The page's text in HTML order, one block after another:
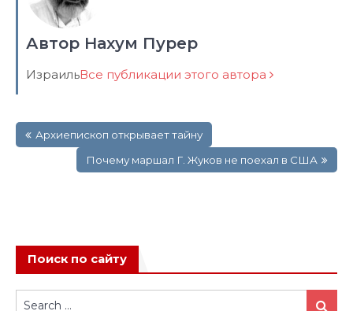
Автор Нахум Пурер
ИзраильВсе публикации этого автора
по
записям
Архиепископ открывает тайну
Почему маршал Г. Жуков не поехал в США
Поиск по сайту
Search